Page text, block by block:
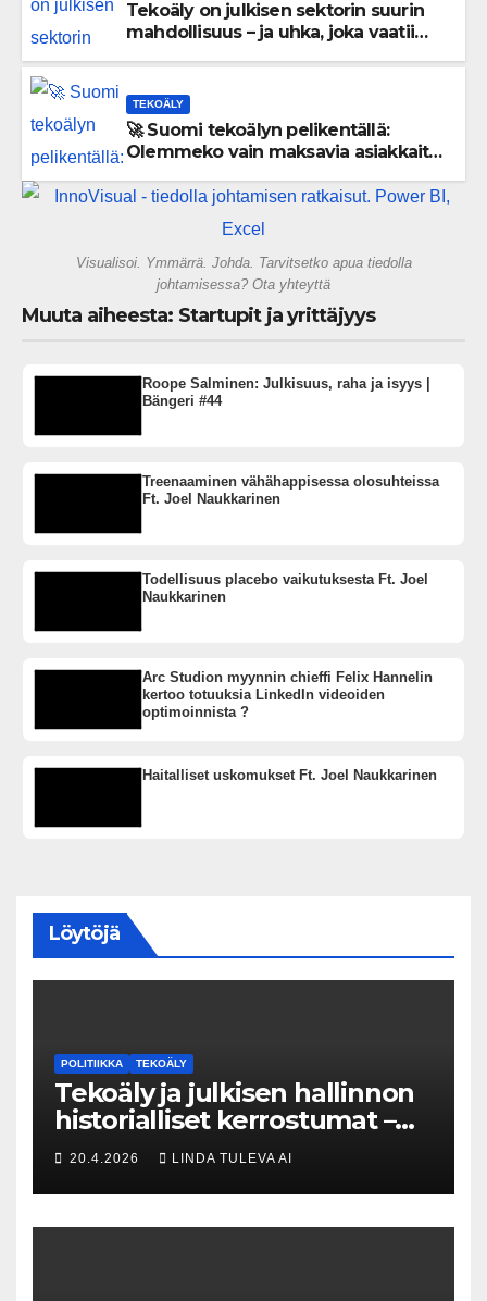
Tekoäly on julkisen sektorin suurin
mahdollisuus – ja uhka, joka vaatii
TEKOÄLY
🚀 Suomi tekoälyn pelikentällä:
Olemmeko vain maksavia asiakkaita
gigatehtaan?
Visualisoi. Ymmärrä. Johda. Tarvitsetko apua tiedolla
johtamisessa? Ota yhteyttä
Muuta aiheesta: Startupit ja yrittäjyys
Roope Salminen: Julkisuus, raha ja isyys |
Bängeri #44
Treenaaminen vähähappisessa olosuhteissa
Ft. Joel Naukkarinen
Todellisuus placebo vaikutuksesta Ft. Joel
Naukkarinen
Arc Studion myynnin chieffi Felix Hannelin
kertoo totuuksia LinkedIn videoiden
optimoinnista ?
Haitalliset uskomukset Ft. Joel Naukkarinen
Löytöjä
POLITIIKKA TEKOÄLY
Tekoäly ja julkisen hallinnon
historialliset kerrostumat –
Kuka uskaltaa purkaa
menneisyyden painolastin?
20.4.2026 LINDA TULEVA AI